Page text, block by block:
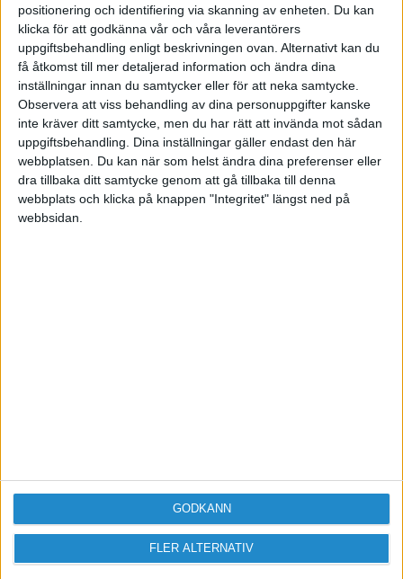
positionering och identifiering via skanning av enheten. Du kan
klicka för att godkänna vår och våra leverantörers
uppgiftsbehandling enligt beskrivningen ovan. Alternativt kan du
få åtkomst till mer detaljerad information och ändra dina
inställningar innan du samtycker eller för att neka samtycke.
Observera att viss behandling av dina personuppgifter kanske
inte kräver ditt samtycke, men du har rätt att invända mot sådan
uppgiftsbehandling. Dina inställningar gäller endast den här
webbplatsen. Du kan när som helst ändra dina preferenser eller
dra tillbaka ditt samtycke genom att gå tillbaka till denna
webbplats och klicka på knappen "Integritet" längst ned på
webbsidan.
FLER ALTERNATIV
GODKÄNN
Har du ett nyhetstips?
Kontakta oss: info@foretagande.se